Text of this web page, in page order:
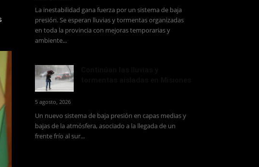
La inestabilidad gana fuerza por un sistema de baja
presión. Se esperan lluvias y tormentas organizadas
en toda la provincia con mejoras temporarias y
ambiente...
5 agosto, 2026
Un nuevo sistema de baja presión en capas medias y
bajas de la atmósfera, asociado a la llegada de un
frente frío al sur...